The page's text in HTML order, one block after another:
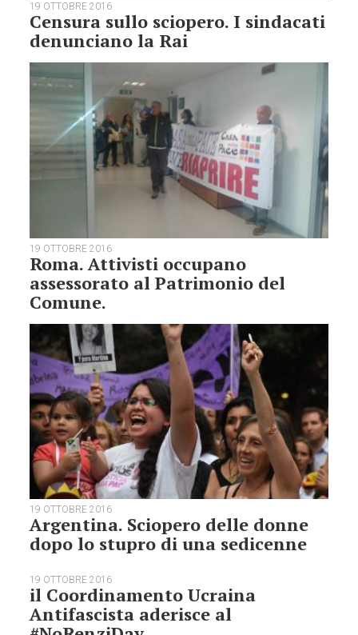
19 OTTOBRE 2016
Censura sullo sciopero. I sindacati
denunciano la Rai
19 OTTOBRE 2016
Roma. Attivisti occupano
assessorato al Patrimonio del
Comune.
19 OTTOBRE 2016
Argentina. Sciopero delle donne
dopo lo stupro di una sedicenne
19 OTTOBRE 2016
il Coordinamento Ucraina
Antifascista aderisce al